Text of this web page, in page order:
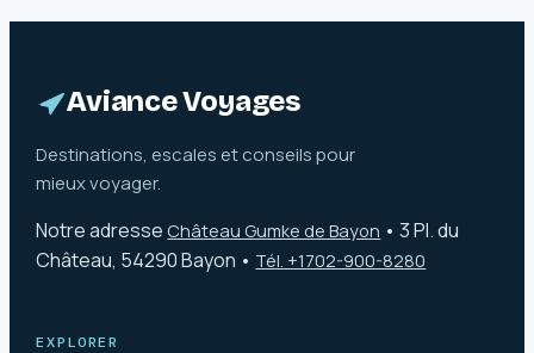
incontournables
explorer ce joyau
Aviance Voyages
Destinations, escales et conseils pour
mieux voyager.
Notre adresse Château Gumke de Bayon •3 Pl. du
Château, 54290 Bayon • Tél. +1702-900-8280
EXPLORER